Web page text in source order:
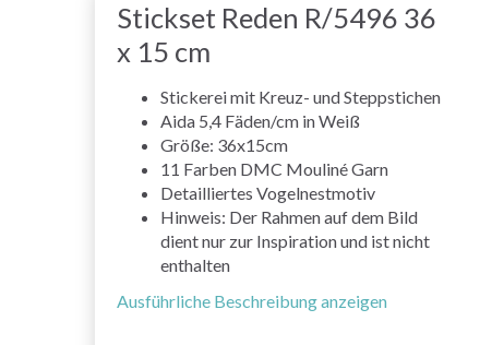
Stickset Reden R/5496 36
x 15 cm
Stickerei mit Kreuz- und Steppstichen
Aida 5,4 Fäden/cm in Weiß
Größe: 36x15cm
11 Farben DMC Mouliné Garn
Detailliertes Vogelnestmotiv
Hinweis: Der Rahmen auf dem Bild
dient nur zur Inspiration und ist nicht
enthalten
Ausführliche Beschreibung anzeigen